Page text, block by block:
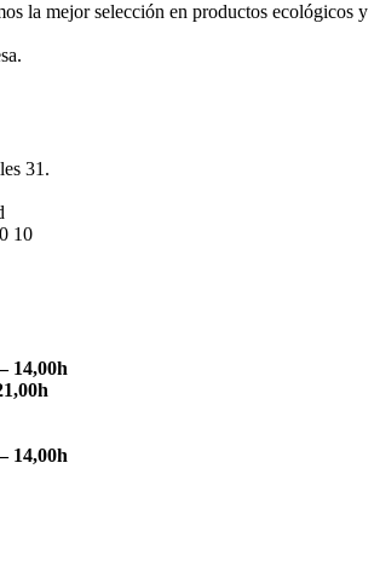
la mejor selección en productos ecológicos y
31.
10
14,00h
14,00h